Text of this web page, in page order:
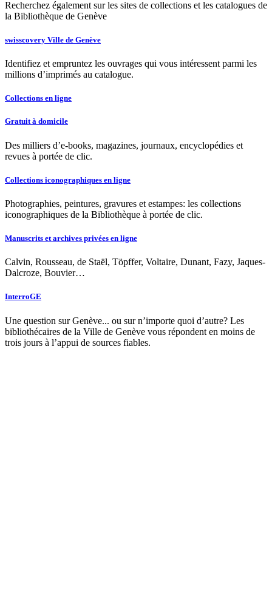
Recherchez également sur les sites de collections et les catalogues de
la Bibliothèque de Genève
swisscovery Ville de Genève
Identifiez et empruntez les ouvrages qui vous intéressent parmi les
millions d’imprimés au catalogue.
Collections en ligne
Gratuit à domicile
Des milliers d’e-books, magazines, journaux, encyclopédies et
revues à portée de clic.
Collections iconographiques en ligne
Photographies, peintures, gravures et estampes: les collections
iconographiques de la Bibliothèque à portée de clic.
Manuscrits et archives privées en ligne
Calvin, Rousseau, de Staël, Töpffer, Voltaire, Dunant, Fazy, Jaques-
Dalcroze, Bouvier…
InterroGE
Une question sur Genève... ou sur n’importe quoi d’autre? Les
bibliothécaires de la Ville de Genève vous répondent en moins de
trois jours à l’appui de sources fiables.